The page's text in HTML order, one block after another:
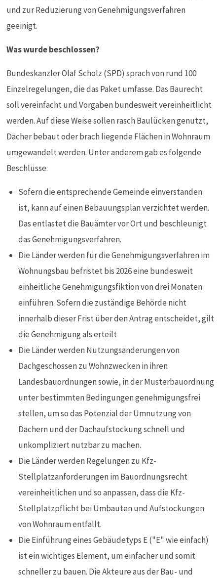
und zur Reduzierung von Genehmigungsverfahren
geeinigt.
Was wurde beschlossen?
Bundeskanzler Olaf Scholz (SPD) sprach von rund 100
Einzelregelungen, die das Paket umfasse. Das Baurecht
soll vereinfacht und Vorgaben bundesweit vereinheitlicht
werden. Auf diese Weise sollen rasch Baulücken genutzt,
Dächer bebaut oder brach liegende Flächen in Wohnraum
umgewandelt werden. Unter anderem gab es folgende
Beschlüsse:
Sofern die entsprechende Gemeinde einverstanden
ist, kann auf einen Bebauungsplan verzichtet werden.
Das entlastet die Bauämter vor Ort und beschleunigt
das Genehmigungsverfahren.
Die Länder werden für die Genehmigungsverfahren im
Wohnungsbau befristet bis 2026 eine bundesweit
einheitliche Genehmigungsfiktion von drei Monaten
einführen. Sofern die zuständige Behörde nicht
innerhalb dieser Frist über den Antrag entscheidet, gilt
die Genehmigung als erteilt
Die Länder werden Nutzungsänderungen von
Dachgeschossen zu Wohnzwecken in ihren
Landesbauordnungen sowie, in der Musterbauordnung
unter bestimmten Bedingungen genehmigungsfrei
stellen, um so das Potenzial der Umnutzung von
Dächern und der Dachaufstockung schnell und
unkompliziert nutzbar zu machen.
Die Länder werden Regelungen zu Kfz-
Stellplatzanforderungen im Bauordnungsrecht
vereinheitlichen und so anpassen, dass die Kfz-
Stellplatzpflicht bei Umbauten und Aufstockungen
von Wohnraum entfällt.
Die Einführung eines Gebäudetyps E ("E" wie einfach)
ist ein wichtiges Element, um einfacher und somit
schneller zu bauen. Die Akteure aus der Bau- und